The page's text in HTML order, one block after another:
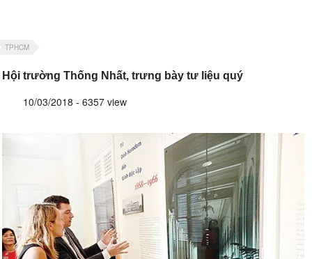
TPHCM
Hội trường Thống Nhất, trưng bày tư liệu quý
10/03/2018 - 6357 view